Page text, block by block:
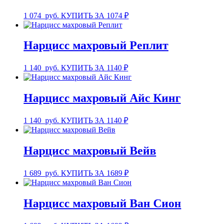
1 074 руб. КУПИТЬ ЗА 1074 ₽
Нарцисс махровый Реплит
1 140 руб. КУПИТЬ ЗА 1140 ₽
Нарцисс махровый Айс Кинг
1 140 руб. КУПИТЬ ЗА 1140 ₽
Нарцисс махровый Вейв
1 689 руб. КУПИТЬ ЗА 1689 ₽
Нарцисс махровый Ван Сион